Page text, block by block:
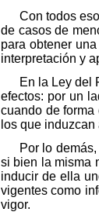
Con todos
de casos de
para obtener
interpretación y
En la Ley del
efectos: por un
cuando de
los que
Por lo
si bien la misma
inducir de ella
vigentes como
vigor.